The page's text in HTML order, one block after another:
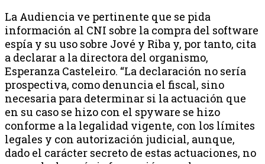
La Audiencia ve pertinente que se pida
información al CNI sobre la compra del software
espía y su uso sobre Jové y Riba y, por tanto, cita
a declarar a la directora del organismo,
Esperanza Casteleiro. “La declaración no sería
prospectiva, como denuncia el fiscal, sino
necesaria para determinar si la actuación que
en su caso se hizo con el spyware se hizo
conforme a la legalidad vigente, con los límites
legales y con autorización judicial, aunque,
dado el carácter secreto de estas actuaciones, no